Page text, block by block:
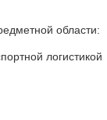
области:
логистикой